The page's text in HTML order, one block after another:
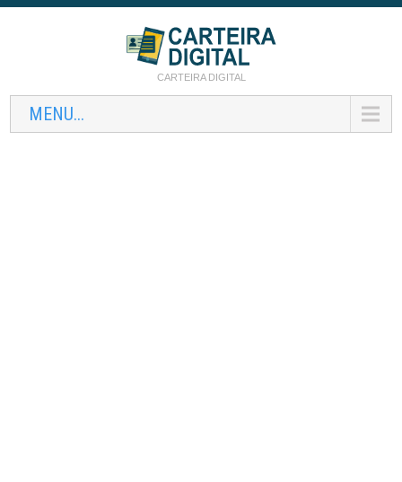
CARTEIRA DIGITAL
MENU...